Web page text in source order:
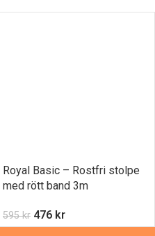
Royal Basic – Rostfri stolpe
med rött band 3m
595kr 476 kr